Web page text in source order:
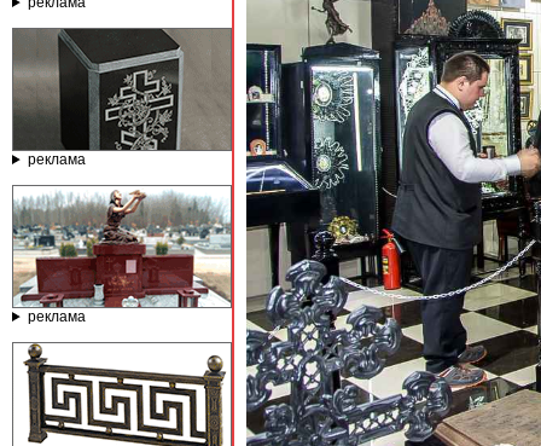
реклама
реклама